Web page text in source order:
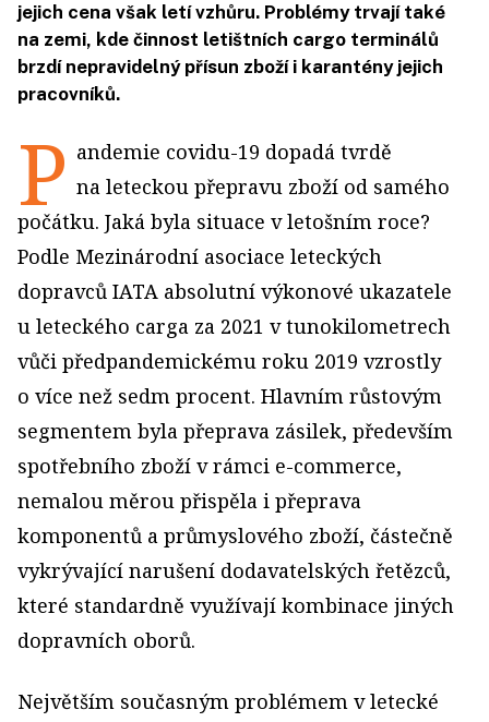
jejich cena však letí vzhůru. Problémy trvají také
na zemi, kde činnost letištních cargo terminálů
brzdí nepravidelný přísun zboží i karantény jejich
pracovníků.
P andemie covidu-19 dopadá tvrdě
na leteckou přepravu zboží od samého
počátku. Jaká byla situace v letošním roce?
Podle Mezinárodní asociace leteckých
dopravců IATA absolutní výkonové ukazatele
u leteckého carga za 2021 v tunokilometrech
vůči předpandemickému roku 2019 vzrostly
o více než sedm procent. Hlavním růstovým
segmentem byla přeprava zásilek, především
spotřebního zboží v rámci e-commerce,
nemalou měrou přispěla i přeprava
komponentů a průmyslového zboží, částečně
vykrývající narušení dodavatelských řetězců,
které standardně využívají kombinace jiných
dopravních oborů.
Největším současným problémem v letecké